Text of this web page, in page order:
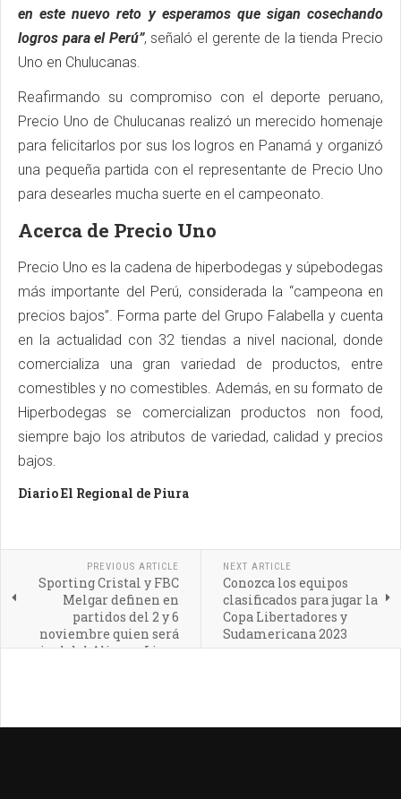
en este nuevo reto y esperamos que sigan cosechando
logros para el Perú”, señaló el gerente de la tienda Precio
Uno en Chulucanas.
Reafirmando su compromiso con el deporte peruano,
Precio Uno de Chulucanas realizó un merecido homenaje
para felicitarlos por sus los logros en Panamá y organizó
una pequeña partida con el representante de Precio Uno
para desearles mucha suerte en el campeonato.
Acerca de Precio Uno
Precio Uno es la cadena de hiperbodegas y súpebodegas
más importante del Perú, considerada la “campeona en
precios bajos”. Forma parte del Grupo Falabella y cuenta
en la actualidad con 32 tiendas a nivel nacional, donde
comercializa una gran variedad de productos, entre
comestibles y no comestibles. Además, en su formato de
Hiperbodegas se comercializan productos non food,
siempre bajo los atributos de variedad, calidad y precios
bajos.
Diario El Regional de Piura
PREVIOUS ARTICLE
Sporting Cristal y FBC
Melgar definen en
partidos del 2 y 6
noviembre quien será
rival del Alianza Lima
NEXT ARTICLE
Conozca los equipos
clasificados para jugar la
Copa Libertadores y
Sudamericana 2023